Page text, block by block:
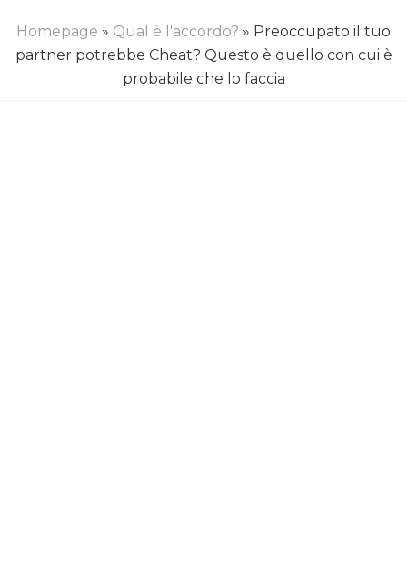
Homepage » Qual è l'accordo? » Preoccupato il tuo
partner potrebbe Cheat? Questo è quello con cui è
probabile che lo faccia